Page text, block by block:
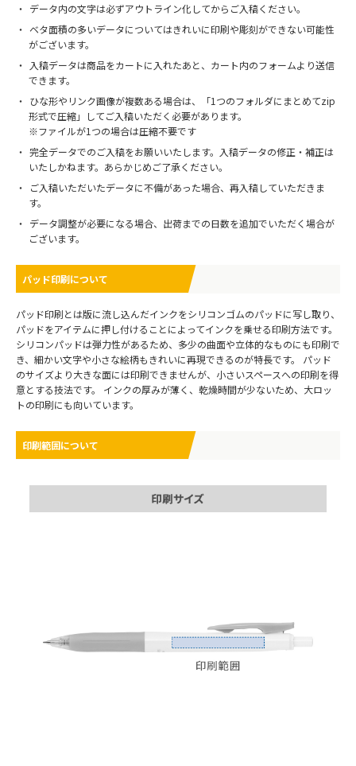
データ内の文字は必ずアウトライン化してからご入稿ください。
ベタ面積の多いデータについてはきれいに印刷や彫刻ができない可能性
がございます。
入稿データは商品をカートに入れたあと、カート内のフォームより送信
できます。
ひな形やリンク画像が複数ある場合は、「1つのフォルダにまとめてzip
形式で圧縮」してご入稿いただく必要があります。
※ファイルが1つの場合は圧縮不要です
完全データでのご入稿をお願いいたします。入稿データの修正・補正は
いたしかねます。あらかじめご了承ください。
ご入稿いただいたデータに不備があった場合、再入稿していただきま
す。
データ調整が必要になる場合、出荷までの日数を追加でいただく場合が
ございます。
パッド印刷について
パッド印刷とは版に流し込んだインクをシリコンゴムのパッドに写し取り、
パッドをアイテムに押し付けることによってインクを乗せる印刷方法です。
シリコンパッドは弾力性があるため、多少の曲面や立体的なものにも印刷で
き、細かい文字や小さな絵柄もきれいに再現できるのが特長です。 パッド
のサイズより大きな面には印刷できませんが、小さいスペースへの印刷を得
意とする技法です。 インクの厚みが薄く、乾燥時間が少ないため、大ロッ
トの印刷にも向いています。
印刷範囲について